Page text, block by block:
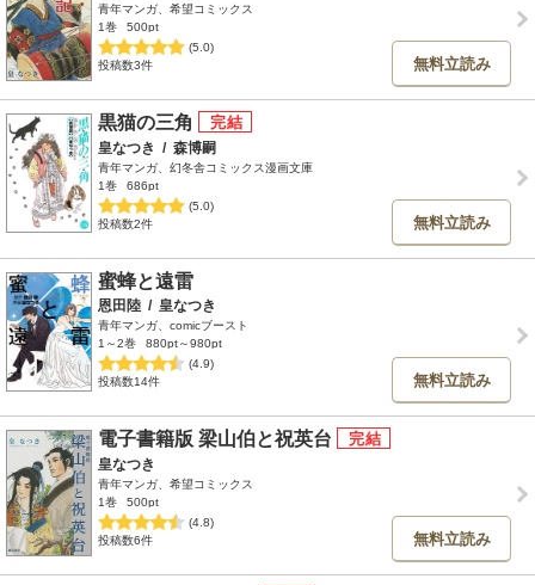
青年マンガ、希望コミックス
1巻
500pt
(5.0)
投稿数3件
無料立読み
黒猫の三角
皇なつき / 森博嗣
青年マンガ、幻冬舎コミックス漫画文庫
1巻
686pt
(5.0)
投稿数2件
無料立読み
蜜蜂と遠雷
恩田陸 / 皇なつき
青年マンガ、comicブースト
1～2巻
880pt～980pt
(4.9)
投稿数14件
無料立読み
電子書籍版 梁山伯と祝英台
皇なつき
青年マンガ、希望コミックス
1巻
500pt
(4.8)
投稿数6件
無料立読み